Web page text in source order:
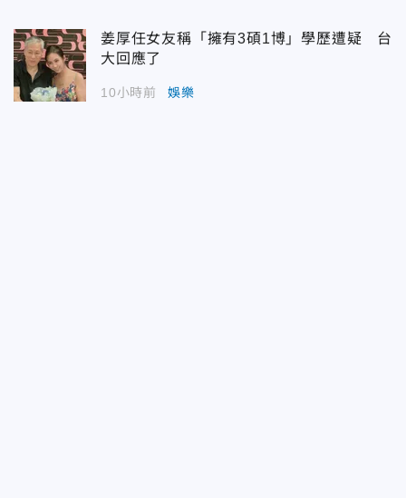
姜厚任女友稱「擁有3碩1博」學歷遭疑 台
大回應了
10小時前 娛樂